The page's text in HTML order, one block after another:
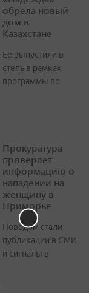
обрела новый
дом в
Казахстане
Ее выпустили в
степь в рамках
программы по
Прокуратура
проверяет
информацию о
нападении на
женщину в
Приморье
Поводом стали
публикации в СМИ
и сигналы в